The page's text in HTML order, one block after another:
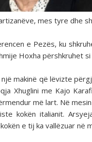
mes tyre dhe
e Pezës, ku
Hoxha përshkruhet
makinë që lëvizte
Xhuglini me Kajo
më lart. Në
kokën italianit.
e tij ka vallëzuar në